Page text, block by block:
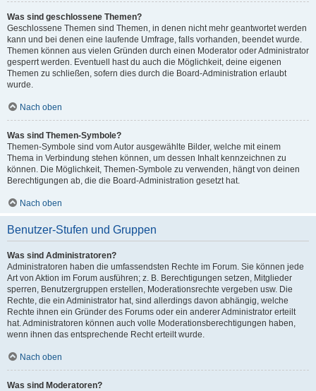
Was sind geschlossene Themen?
Geschlossene Themen sind Themen, in denen nicht mehr geantwortet werden
kann und bei denen eine laufende Umfrage, falls vorhanden, beendet wurde.
Themen können aus vielen Gründen durch einen Moderator oder Administrator
gesperrt werden. Eventuell hast du auch die Möglichkeit, deine eigenen
Themen zu schließen, sofern dies durch die Board-Administration erlaubt
wurde.
Nach oben
Was sind Themen-Symbole?
Themen-Symbole sind vom Autor ausgewählte Bilder, welche mit einem
Thema in Verbindung stehen können, um dessen Inhalt kennzeichnen zu
können. Die Möglichkeit, Themen-Symbole zu verwenden, hängt von deinen
Berechtigungen ab, die die Board-Administration gesetzt hat.
Nach oben
Benutzer-Stufen und Gruppen
Was sind Administratoren?
Administratoren haben die umfassendsten Rechte im Forum. Sie können jede
Art von Aktion im Forum ausführen; z. B. Berechtigungen setzen, Mitglieder
sperren, Benutzergruppen erstellen, Moderationsrechte vergeben usw. Die
Rechte, die ein Administrator hat, sind allerdings davon abhängig, welche
Rechte ihnen ein Gründer des Forums oder ein anderer Administrator erteilt
hat. Administratoren können auch volle Moderationsberechtigungen haben,
wenn ihnen das entsprechende Recht erteilt wurde.
Nach oben
Was sind Moderatoren?